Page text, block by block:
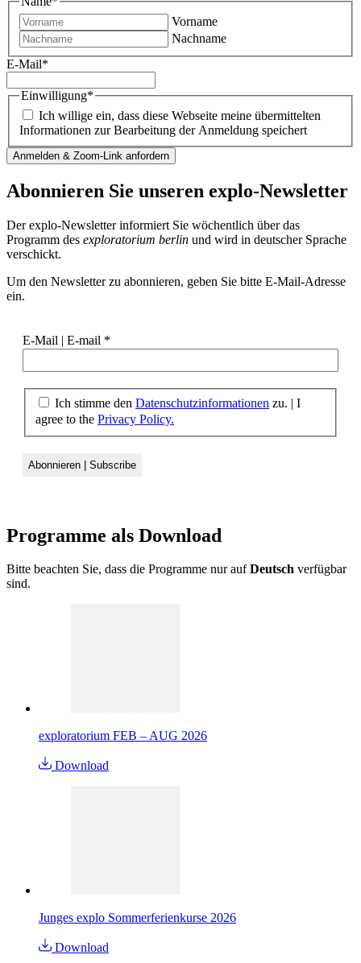
Vorname
Nachname
E-Mail*
Einwilligung*
Ich willige ein, dass diese Webseite meine übermittelten
Informationen zur Bearbeitung der Anmeldung speichert
Abonnieren Sie unseren explo-Newsletter
Der explo-Newsletter informiert Sie wöchentlich über das
Programm des exploratorium berlin und wird in deutscher Sprache
verschickt.
Um den Newsletter zu abonnieren, geben Sie bitte E-Mail-Adresse
ein.
E-Mail | E-mail *
Ich stimme den Datenschutzinformationen zu. | I
agree to the Privacy Policy.
Programme als Download
Bitte beachten Sie, dass die Programme nur aufDeutsch verfügbar
sind.
exploratorium FEB – AUG 2026
Download
Junges explo Sommerferienkurse 2026
Download